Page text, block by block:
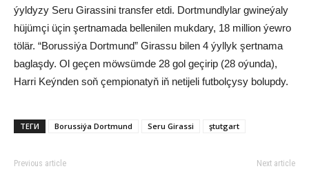
ýyldyzy Seru Girassini transfer etdi. Dortmundlylar gwineýaly
hüjümçi üçin şertnamada bellenilen mukdary, 18 million ýewro
tölär. “Borussiýa Dortmund” Girassu bilen 4 ýyllyk şertnama
baglaşdy. Ol geçen möwsümde 28 gol geçirip (28 oýunda),
Harri Keýnden soň çempionatyň iň netijeli futbolçysy bolupdy.
ТЕГИ Borussiýa Dortmund Seru Girassi ştutgart
Previous article Next article